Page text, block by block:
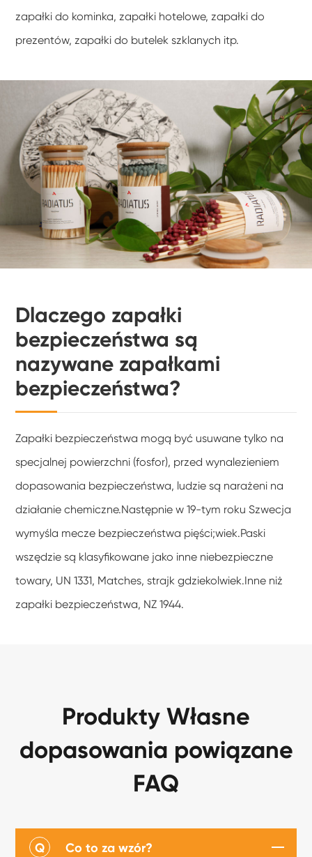
zapałki do kominka, zapałki hotelowe, zapałki do
prezentów, zapałki do butelek szklanych itp.
Dlaczego zapałki
bezpieczeństwa są
nazywane zapałkami
bezpieczeństwa?
Zapałki bezpieczeństwa mogą być usuwane tylko na
specjalnej powierzchni (fosfor), przed wynalezieniem
dopasowania bezpieczeństwa, ludzie są narażeni na
działanie chemiczne.Następnie w 19-tym roku Szwecja
wymyśla mecze bezpieczeństwa pięści;wiek.Paski
wszędzie są klasyfikowane jako inne niebezpieczne
towary, UN 1331, Matches, strajk gdziekolwiek.Inne niż
zapałki bezpieczeństwa, NZ 1944.
Produkty Własne
dopasowania powiązane
FAQ
Q Co to za wzór?